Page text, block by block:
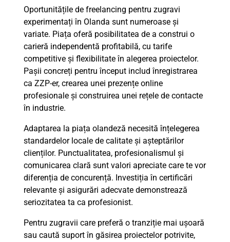
Oportunitățile de freelancing pentru zugravi
experimentați în Olanda sunt numeroase și
variate. Piața oferă posibilitatea de a construi o
carieră independentă profitabilă, cu tarife
competitive și flexibilitate în alegerea proiectelor.
Pașii concreți pentru început includ înregistrarea
ca ZZP-er, crearea unei prezențe online
profesionale și construirea unei rețele de contacte
în industrie.
Adaptarea la piața olandeză necesită înțelegerea
standardelor locale de calitate și așteptărilor
clienților. Punctualitatea, profesionalismul și
comunicarea clară sunt valori apreciate care te vor
diferenția de concurență. Investiția în certificări
relevante și asigurări adecvate demonstrează
seriozitatea ta ca profesionist.
Pentru zugravii care preferă o tranziție mai ușoară
sau caută suport în găsirea proiectelor potrivite,